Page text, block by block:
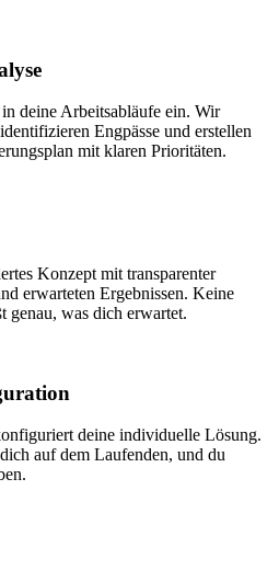
deine Arbeitsabläufe ein. Wir
Engpässe und erstellen
mit klaren Prioritäten.
Konzept mit transparenter
erwarteten Ergebnissen. Keine
genau, was dich erwartet.
deine individuelle Lösung.
auf dem Laufenden, und du